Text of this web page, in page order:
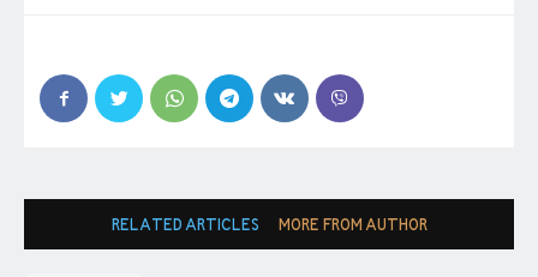
RELATED ARTICLES MORE FROM AUTHOR